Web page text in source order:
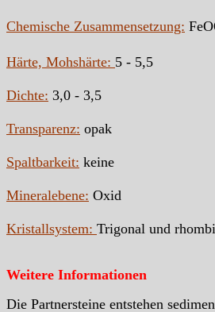
Chemische Zusammensetzung:
Härte, Mohshärte: 5 - 5,5
Dichte: 3,0 - 3,5
Transparenz: opak
Spaltbarkeit: keine
Mineralebene: Oxid
Kristallsystem: Trigonal und
Weitere Informationen
Die Partnersteine entstehen